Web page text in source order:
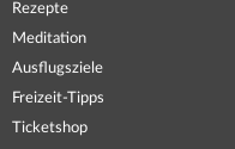
Rezepte
Meditation
Ausflugsziele
Freizeit-Tipps
Ticketshop